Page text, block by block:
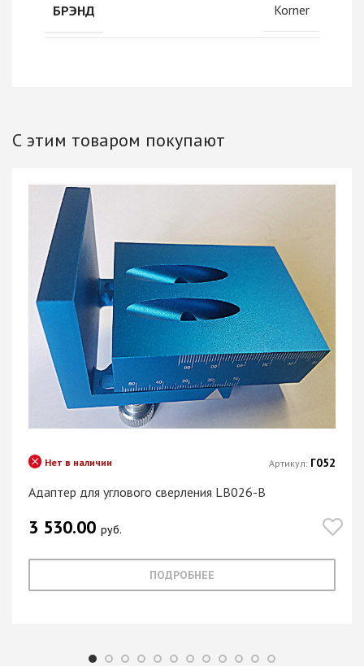
БРЭНД Korner
С этим товаром покупают
Адаптер для углового сверления LB026-B
Нет в наличии
3 530.00 руб.
ПОДРОБНЕЕ
Артикул: Г052